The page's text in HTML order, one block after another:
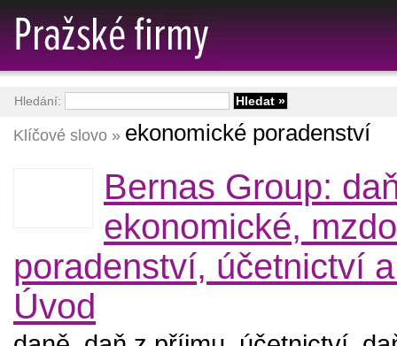
Klíčové slovo » ekonomické poradenství
Bernas Group:
ekonomické,
poradenství, účetnictví
Úvod
Hledání: